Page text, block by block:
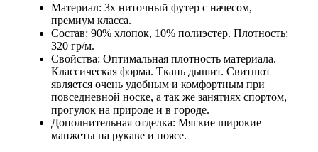
Материал: 3х ниточный футер с начесом,
премиум класса.
Состав: 90% хлопок, 10% полиэстер. Плотность:
320 гр/м.
Свойства: Оптимальная плотность материала.
Классическая форма. Ткань дышит. Свитшот
является очень удобным и комфортным при
повседневной носке, а так же занятиях спортом,
прогулок на природе и в городе.
Дополнительная отделка: Мягкие широкие
манжеты на рукаве и поясе.